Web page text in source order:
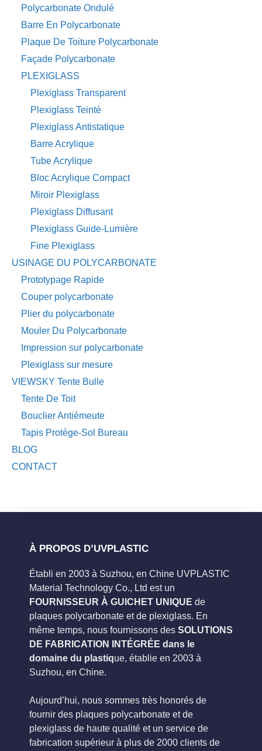
Polycarbonate Ondulé
Barre En Polycarbonate
Plaque De Toiture Polycarbonate
Façade Polycarbonate
PLEXIGLASS
Plexiglass Transparent
Plexiglass Teinté
Plexiglass Antistatique
Barre Acrylique
Tube Acrylique
Bloc Acrylique Compact
Miroir Plexiglass
Plexiglass Diffusant
Plexiglass Guide-Lumière
Fine Plexiglass
USINAGE DU POLYCARBONATE
Prototypage Rapide
Couper polycarbonate
Plier du polycarbonate
Mouler Du Polycarbonate
Impression sur polycarbonate
Plexiglass sur mesure
VIEWSKY Tente Bulle
Tente De Toit
Bouclier Antiémeute
Tapis Protège-Sol Bureau
BLOG
CONTACT
À PROPOS D’UVPLASTIC
Établi en 2003 à Suzhou, en Chine UVPLASTIC
Material Technology Co., Ltd est un
FOURNISSEUR À GUICHET UNIQUE de
plaques polycarbonate et de plexiglass. En
même temps, nous fournissons des SOLUTIONS
DE FABRICATION INTÉGRÉE dans le
domaine du plastique, établie en 2003 à
Suzhou, en Chine.
Aujourd’hui, nous sommes très honorés de
fournir des plaques polycarbonate et de
plexiglass de haute qualité et un service de
fabrication supérieur à plus de 2000 clients de